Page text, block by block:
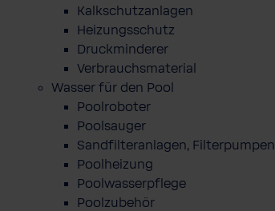
Kalkschutzanlagen
Heizungsschutz
Druckminderer
Verbrauchsmaterial
Wasser für den Pool
Poolroboter
Poolsauger
Sandfilteranlagen, Filterpumpen
Poolheizung
Poolwasserpflege
Poolzubehör